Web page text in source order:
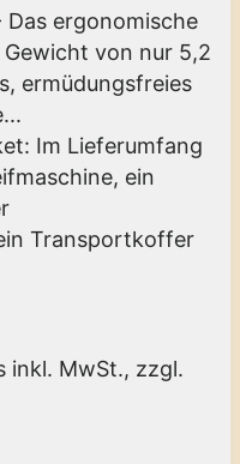
ergonomische
von nur 5,2
ermüdungsfreies
Im Lieferumfang
ein
Transportkoffer
inkl. MwSt., zzgl.